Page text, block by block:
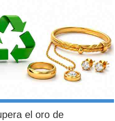
el oro de